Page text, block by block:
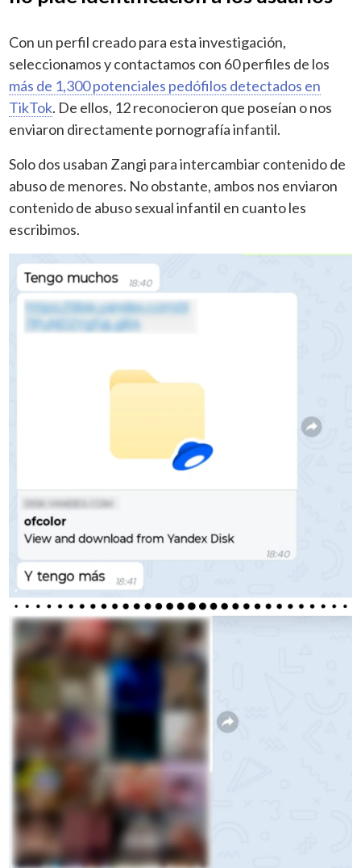
Con un perfil creado para esta investigación,
seleccionamos y contactamos con 60 perfiles de los
más de 1,300 potenciales pedófilos detectados en
TikTok. De ellos, 12 reconocieron que poseían o nos
enviaron directamente pornografía infantil.
Solo dos usaban Zangi para intercambiar contenido de
abuso de menores. No obstante, ambos nos enviaron
contenido de abuso sexual infantil en cuanto les
escribimos.